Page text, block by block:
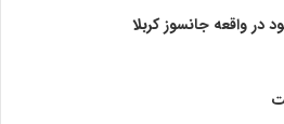
واقعه جانسوز کربلا